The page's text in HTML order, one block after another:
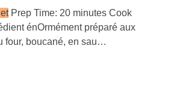
Prep Time: 20 minutes Cook
énOrmément préparé aux
four, boucané, en sau…